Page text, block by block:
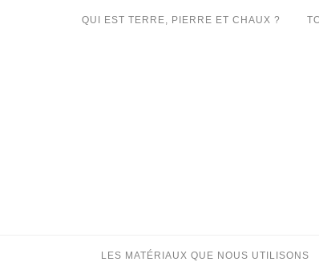
QUI EST TERRE, PIERRE ET CHAUX ?
LES MATÉRIAUX QUE NOUS UTILISONS